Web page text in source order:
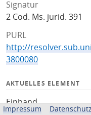
Signatur
2 Cod. Ms. jurid. 391
PURL
http://
3800080
AKTUELLES ELEMENT
Einband
Impressum Datenschutz